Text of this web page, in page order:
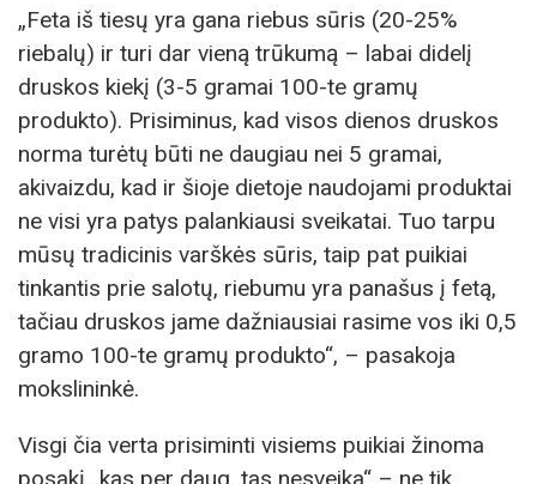
„Feta iš tiesų yra gana riebus sūris (20-25%
riebalų) ir turi dar vieną trūkumą – labai didelį
druskos kiekį (3-5 gramai 100-te gramų
produkto). Prisiminus, kad visos dienos druskos
norma turėtų būti ne daugiau nei 5 gramai,
akivaizdu, kad ir šioje dietoje naudojami produktai
ne visi yra patys palankiausi sveikatai. Tuo tarpu
mūsų tradicinis varškės sūris, taip pat puikiai
tinkantis prie salotų, riebumu yra panašus į fetą,
tačiau druskos jame dažniausiai rasime vos iki 0,5
gramo 100-te gramų produkto“, – pasakoja
mokslininkė.
Visgi čia verta prisiminti visiems puikiai žinoma